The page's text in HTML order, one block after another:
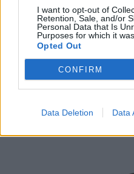
I want to opt-out of
Retention, Sale, and/or
Personal Data that Is
Purposes for which it
Opted Out
CONFIRM
Data Deletion Data
προετοιμασία,
ποσότητας καφεΐνης
τους περισσότερους
την αλήθεια πίσω από
να απολαύσεις την
γνώση.